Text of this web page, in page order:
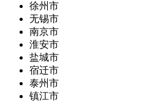
徐州市
无锡市
南京市
淮安市
盐城市
宿迁市
泰州市
镇江市